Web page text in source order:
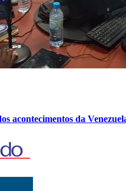
acontecimentos da